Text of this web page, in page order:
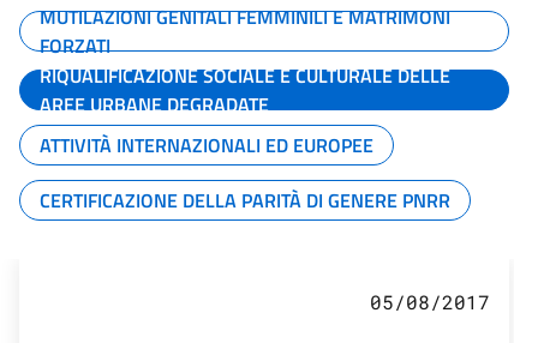
MUTILAZIONI GENITALI FEMMINILI E MATRIMONI
FORZATI
RIQUALIFICAZIONE SOCIALE E CULTURALE DELLE
AREE URBANE DEGRADATE
ATTIVITÀ INTERNAZIONALI ED EUROPEE
CERTIFICAZIONE DELLA PARITÀ DI GENERE PNRR
05/08/2017